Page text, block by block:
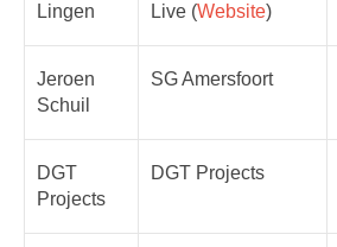
Lingen
Live (Website)
Jeroen
Schuil
SG Amersfoort
DGT
Projects
DGT Projects